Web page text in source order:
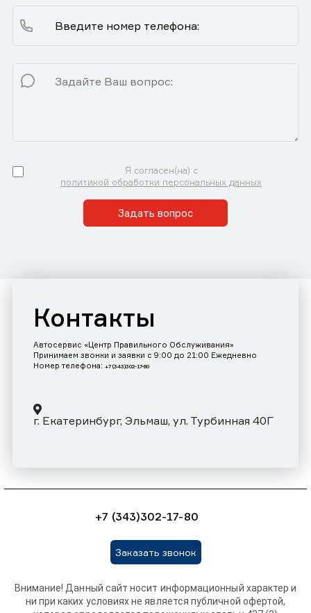
Я согласен(на) с
политикой обработки персональных данных
Задать вопрос
Контакты
Автосервис «Центр Правильного Обслуживания»
Принимаем звонки и заявки с 9:00 до 21:00 Ежедневно
Номер телефона: +7 (343)302-17-80
г. Екатеринбург, Эльмаш, ул. Турбинная 40Г
+7 (343)302-17-80
Заказать звонок
Внимание! Данный сайт носит информационный характер и
ни при каких условиях не является публичной офертой,